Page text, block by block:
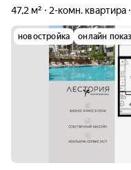
47,2 м²
2-комн. квартира
новостройка онлайн показ